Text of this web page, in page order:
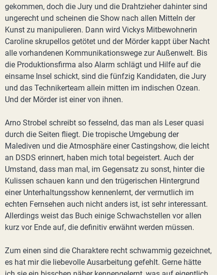
gekommen, doch die Jury und die Drahtzieher dahinter sind
ungerecht und scheinen die Show nach allen Mitteln der
Kunst zu manipulieren. Dann wird Vickys Mitbewohnerin
Caroline skrupellos getötet und der Mörder kappt über Nacht
alle vorhandenen Kommunikationswege zur Außenwelt. Bis
die Produktionsfirma also Alarm schlägt und Hilfe auf die
einsame Insel schickt, sind die fünfzig Kandidaten, die Jury
und das Technikerteam allein mitten im indischen Ozean.
Und der Mörder ist einer von ihnen.
Arno Strobel schreibt so fesselnd, das man als Leser quasi
durch die Seiten fliegt. Die tropische Umgebung der
Malediven und die Atmosphäre einer Castingshow, die leicht
an DSDS erinnert, haben mich total begeistert. Auch der
Umstand, dass man mal, im Gegensatz zu sonst, hinter die
Kulissen schauen kann und den trügerischen Hintergrund
einer Unterhaltungsshow kennenlernt, der vermutlich im
echten Fernsehen auch nicht anders ist, ist sehr interessant.
Allerdings weist das Buch einige Schwachstellen vor allen
kurz vor Ende auf, die definitiv erwähnt werden müssen.
Zum einen sind die Charaktere recht schwammig gezeichnet,
es hat mir die liebevolle Ausarbeitung gefehlt. Gerne hätte